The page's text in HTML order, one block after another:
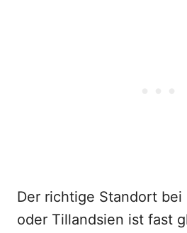
Der richtige Standort
oder Tillandsien ist fast